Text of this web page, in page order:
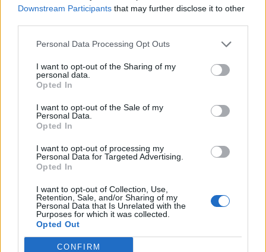
Downstream Participants that may further disclose it to other
Personal Data Processing Opt Outs
I want to opt-out of the Sharing of my
personal data.
Opted In
I want to opt-out of the Sale of my
Personal Data.
Opted In
I want to opt-out of processing my
Personal Data for Targeted Advertising.
Opted In
I want to opt-out of Collection, Use,
Retention, Sale, and/or Sharing of my
Personal Data that Is Unrelated with the
Purposes for which it was collected.
Opted Out
CONFIRM
'Hij is weer gewoon mijn vader': Shaqueel
openhartig over Robin van Persie
bod op Gjivai Zechiël?
schaamte voel ik nog altijd"
onzekere transferzomer
Feyenoord na storing met autocue
Wanneer is de loting voor de Champions
League? PSV en Feyenoord weten dan hun
tegenstanders